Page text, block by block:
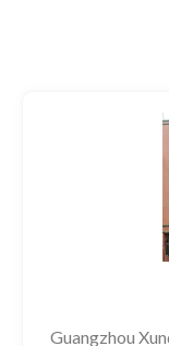
Guangzhou